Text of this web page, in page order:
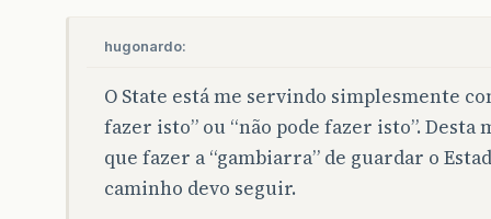
hugonardo:
O State está me servindo simplesmente
fazer isto” ou “não pode fazer isto”.
que fazer a “gambiarra” de guardar o
caminho devo seguir.